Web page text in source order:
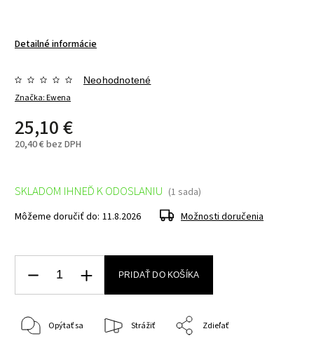
Detailné informácie
Značka:Ewena
Neohodnotené
25,10 €
20,40 € bez DPH
SKLADOM IHNEĎ K ODOSLANIU (1 sada)
Môžeme doručiť do: 11.8.2026 Možnosti doručenia
PRIDAŤ DO KOŠÍKA
Opýtať sa Strážiť Zdieľať